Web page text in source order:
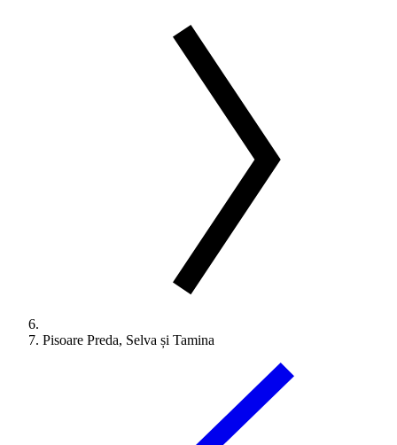
Pisoare Preda, Selva și Tamina